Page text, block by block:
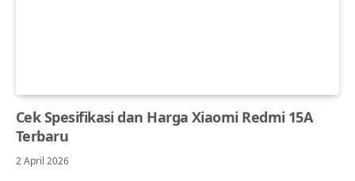
Cek Spesifikasi dan Harga Xiaomi Redmi 15A
Terbaru
2 April 2026